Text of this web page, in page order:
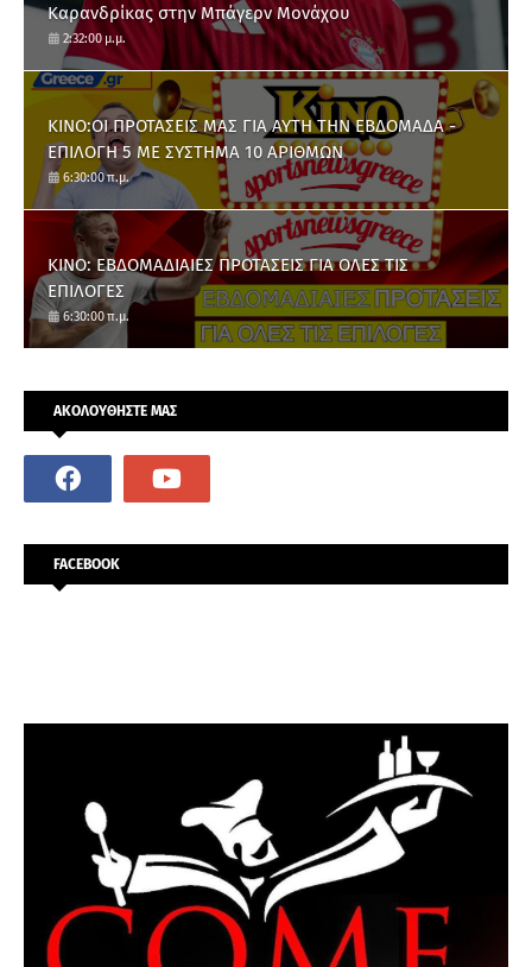
Καρανδρίκας στην Μπάγερν Μονάχου
2:32:00 μ.μ.
ΚΙΝΟ:ΟΙ ΠΡΟΤΑΣΕΙΣ ΜΑΣ ΓΙΑ ΑΥΤΗ ΤΗΝ ΕΒΔΟΜΑΔΑ -
ΕΠΙΛΟΓΗ 5 ΜΕ ΣΥΣΤΗΜΑ 10 ΑΡΙΘΜΩΝ
6:30:00 π.μ.
ΚΙΝΟ: ΕΒΔΟΜΑΔΙΑΙΕΣ ΠΡΟΤΑΣΕΙΣ ΓΙΑ ΟΛΕΣ ΤΙΣ
ΕΠΙΛΟΓΕΣ
6:30:00 π.μ.
ΑΚΟΛΟΥΘΗΣΤΕ ΜΑΣ
FACEBOOK